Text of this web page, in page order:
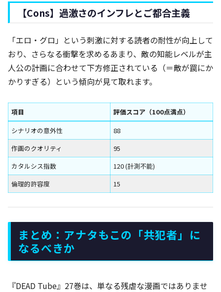
【Cons】過激さのインフレとご都合主義
「エロ・グロ」という刺激に対する読者の耐性が向上して
おり、さらなる衝撃を求めるあまり、敵の知能レベルが主
人公の計画に合わせて下方修正されている（＝敵が罠にか
かりすぎる）という傾向が見て取れます。
項目
評価スコア（100点満点）
シナリオの意外性
88
作画のクオリティ
95
カタルシス指数
120 (計測不能)
倫理的許容度
15
まとめ：アナタもこの「共犯者」に
なるべきか
『DEAD Tube』27巻は、単なる残虐な漫画ではありませ